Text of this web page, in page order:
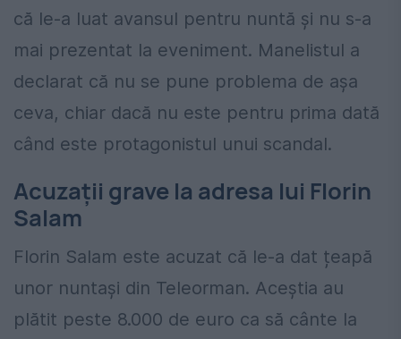
că le-a luat avansul pentru nuntă și nu s-a
mai prezentat la eveniment. Manelistul a
declarat că nu se pune problema de așa
ceva, chiar dacă nu este pentru prima dată
când este protagonistul unui scandal.
Acuzații grave la adresa lui Florin
Salam
Florin Salam este acuzat că le-a dat țeapă
unor nuntași din Teleorman. Aceștia au
plătit peste 8.000 de euro ca să cânte la